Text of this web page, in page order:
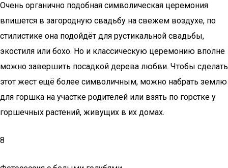
Очень органично подобная символическая церемония
впишется в загородную свадьбу на свежем воздухе, по
стилистике она подойдёт для рустикальной свадьбы,
экостиля или бохо. Но и классическую церемонию вполне
можно завершить посадкой дерева любви. Чтобы сделать
этот жест ещё более символичным, можно набрать землю
для горшка на участке родителей или взять по горстке у
горшечных растений, живущих в их домах.
8